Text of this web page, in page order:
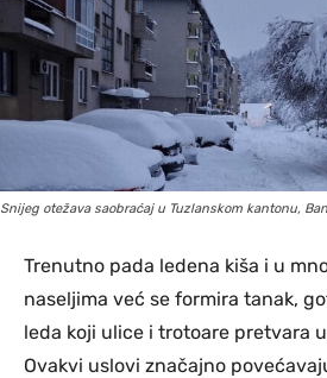
Snijeg otežava saobraćaj u Tuzlanskom kantonu,
Trenutno pada ledena kiša i u
naseljima već se formira tanak,
leda koji ulice i trotoare pretvara
Ovakvi uslovi značajno